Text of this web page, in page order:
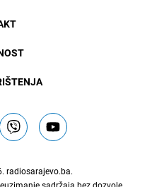
radiosarajevo.ba.